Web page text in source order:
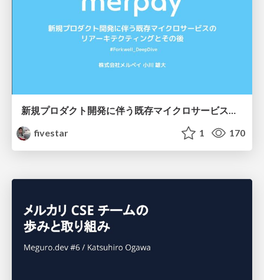
新規プロダクト開発に伴う既存マイクロサービスのリアーキテクティングとその後
fivestar
1 170